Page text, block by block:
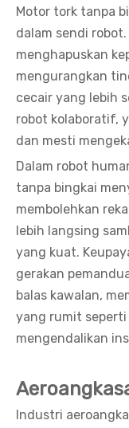
Motor tork tanpa
dalam sendi
menghapuskan
mengurangkan
cecair yang lebih
robot kolaboratif,
dan mesti
Dalam robot
tanpa bingkai
membolehkan
lebih langsing
yang kuat.
gerakan
balas kawalan,
yang rumit
mengendalikan
Industri